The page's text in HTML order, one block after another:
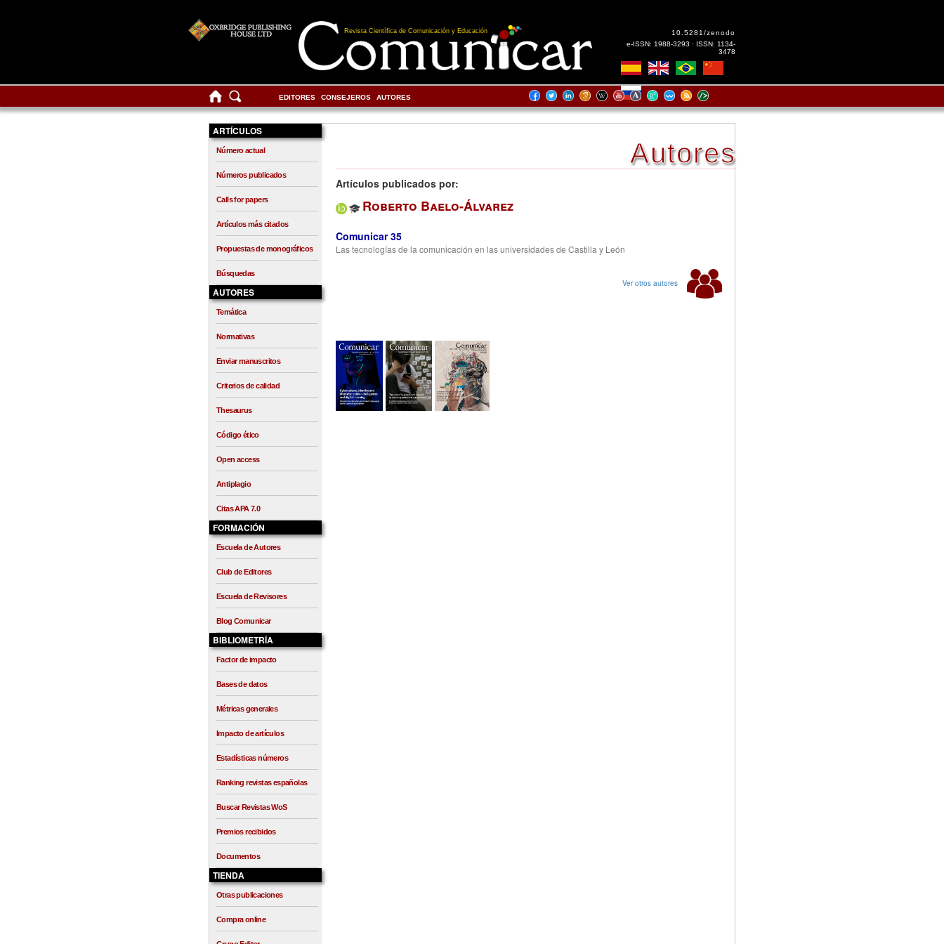
Revista Científica de Comunicación y Educación
10.5281/zenodo
e-ISSN: 1988-3293 · ISSN: 1134-
3478
EDITORES CONSEJEROS AUTORES
ARTÍCULOS
Número actual
Números publicados
Calls for papers
Artículos más citados
Propuestas de monográficos
Búsquedas
AUTORES
Temática
Normativas
Enviar manuscritos
Criterios de calidad
Thesaurus
Código ético
Open access
Antiplagio
Citas APA 7.0
FORMACIÓN
Escuela de Autores
Club de Editores
Escuela de Revisores
Blog Comunicar
BIBLIOMETRÍA
Factor de impacto
Bases de datos
Métricas generales
Impacto de artículos
Estadísticas números
Ranking revistas españolas
Buscar Revistas WoS
Premios recibidos
Documentos
TIENDA
Otras publicaciones
Compra online
Autores
Artículos publicados por:
Roberto Baelo-Álvarez
Comunicar 35
Las tecnologías de la comunicación en las universidades de Castilla y León
Ver otros autores